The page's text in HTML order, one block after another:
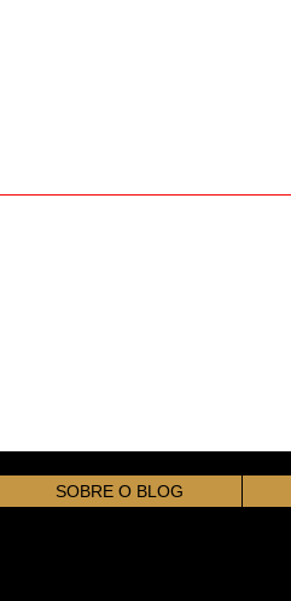
SOBRE O BLOG